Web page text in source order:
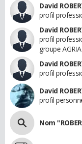
David
profil
David
profil
groupe
David
profil
David
profil
Nom